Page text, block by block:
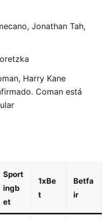
Jonathan Tah,
Harry Kane
Coman está
Sport
ingb
et
1xBe
t
Betfa
ir